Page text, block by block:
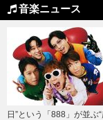
音楽ニュース
日”という「888」が並ぶ